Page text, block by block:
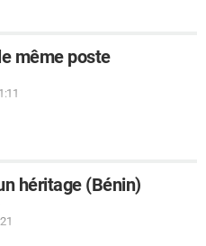
même poste
héritage (Bénin)